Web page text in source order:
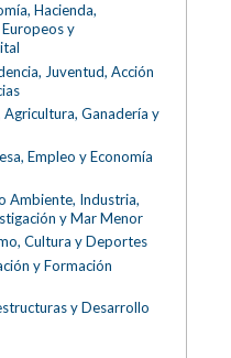
Hacienda,
y
Juventud, Acción
Agricultura, Ganadería y
Empleo y Economía
Ambiente, Industria,
y Mar Menor
Cultura y Deportes
y Formación
y Desarrollo